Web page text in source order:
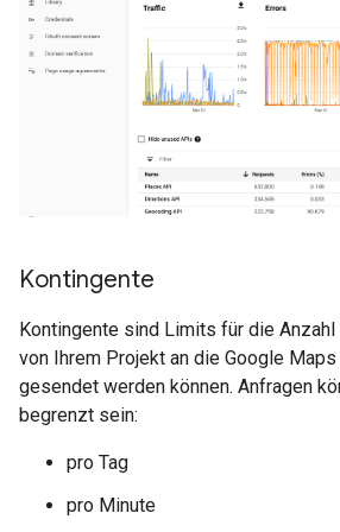
Kontingente
Kontingente sind Limits für die Anzahl
von Ihrem Projekt an die Google
gesendet werden können. Anfragen
begrenzt sein:
pro Tag
pro Minute